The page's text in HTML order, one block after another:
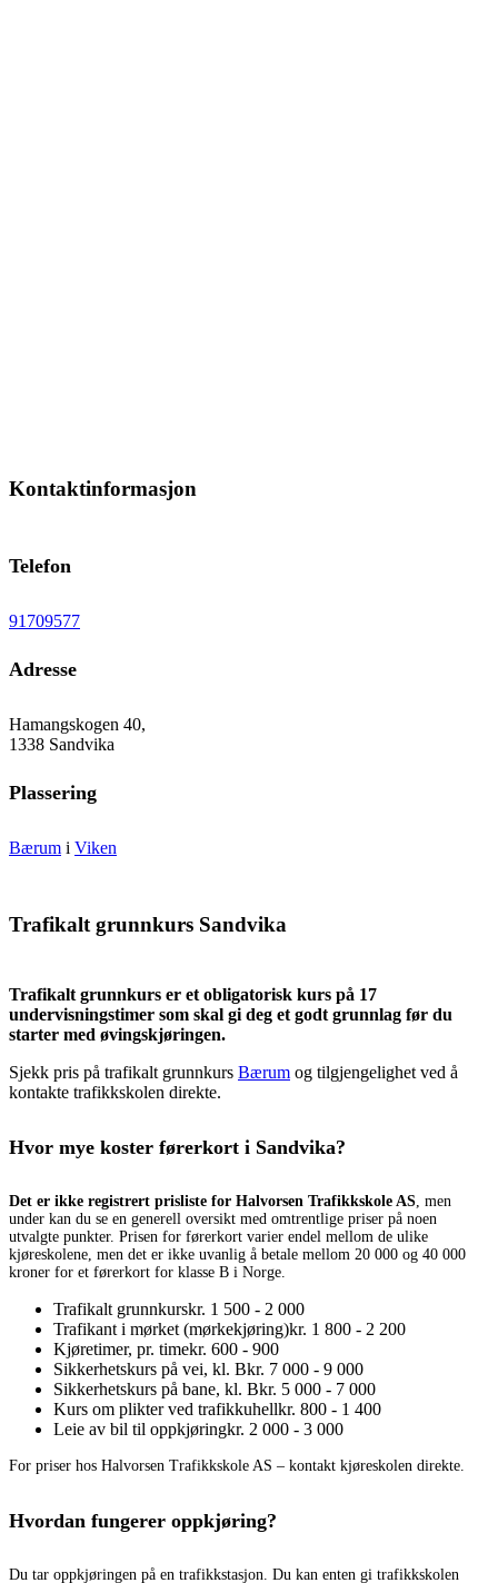
Kontaktinformasjon
Telefon
91709577
Adresse
Hamangskogen 40,
1338 Sandvika
Plassering
Bærum i Viken
Trafikalt grunnkurs Sandvika
Trafikalt grunnkurs er et obligatorisk kurs på 17
undervisningstimer som skal gi deg et godt grunnlag før du
starter med øvingskjøringen.
Sjekk pris på trafikalt grunnkurs Bærum og tilgjengelighet ved å
kontakte trafikkskolen direkte.
Hvor mye koster førerkort i Sandvika?
Det er ikke registrert prisliste for Halvorsen Trafikkskole AS, men
under kan du se en generell oversikt med omtrentlige priser på noen
utvalgte punkter. Prisen for førerkort varier endel mellom de ulike
kjøreskolene, men det er ikke uvanlig å betale mellom 20 000 og 40 000
kroner for et førerkort for klasse B i Norge.
Trafikalt grunnkurskr. 1 500 - 2 000
Trafikant i mørket (mørkekjøring)kr. 1 800 - 2 200
Kjøretimer, pr. timekr. 600 - 900
Sikkerhetskurs på vei, kl. Bkr. 7 000 - 9 000
Sikkerhetskurs på bane, kl. Bkr. 5 000 - 7 000
Kurs om plikter ved trafikkuhellkr. 800 - 1 400
Leie av bil til oppkjøringkr. 2 000 - 3 000
For priser hos Halvorsen Trafikkskole AS – kontakt kjøreskolen direkte.
Hvordan fungerer oppkjøring?
Du tar oppkjøringen på en trafikkstasjon. Du kan enten gi trafikkskolen